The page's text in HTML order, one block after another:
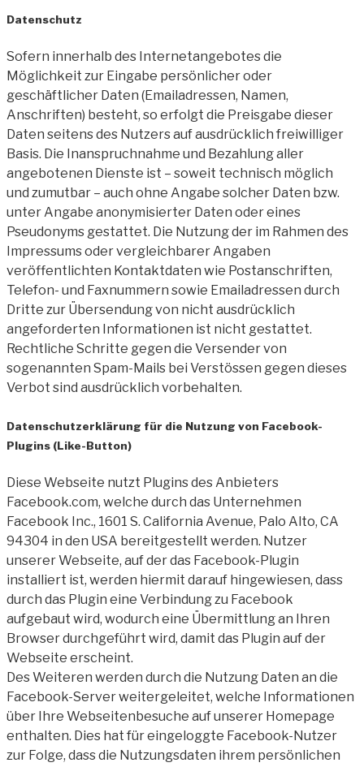
Datenschutz
Sofern innerhalb des Internetangebotes die
Möglichkeit zur Eingabe persönlicher oder
geschäftlicher Daten (Emailadressen, Namen,
Anschriften) besteht, so erfolgt die Preisgabe dieser
Daten seitens des Nutzers auf ausdrücklich freiwilliger
Basis. Die Inanspruchnahme und Bezahlung aller
angebotenen Dienste ist – soweit technisch möglich
und zumutbar – auch ohne Angabe solcher Daten bzw.
unter Angabe anonymisierter Daten oder eines
Pseudonyms gestattet. Die Nutzung der im Rahmen des
Impressums oder vergleichbarer Angaben
veröffentlichten Kontaktdaten wie Postanschriften,
Telefon- und Faxnummern sowie Emailadressen durch
Dritte zur Übersendung von nicht ausdrücklich
angeforderten Informationen ist nicht gestattet.
Rechtliche Schritte gegen die Versender von
sogenannten Spam-Mails bei Verstössen gegen dieses
Verbot sind ausdrücklich vorbehalten.
Datenschutzerklärung für die Nutzung von Facebook-
Plugins (Like-Button)
Diese Webseite nutzt Plugins des Anbieters
Facebook.com, welche durch das Unternehmen
Facebook Inc., 1601 S. California Avenue, Palo Alto, CA
94304 in den USA bereitgestellt werden. Nutzer
unserer Webseite, auf der das Facebook-Plugin
installiert ist, werden hiermit darauf hingewiesen, dass
durch das Plugin eine Verbindung zu Facebook
aufgebaut wird, wodurch eine Übermittlung an Ihren
Browser durchgeführt wird, damit das Plugin auf der
Webseite erscheint.
Des Weiteren werden durch die Nutzung Daten an die
Facebook-Server weitergeleitet, welche Informationen
über Ihre Webseitenbesuche auf unserer Homepage
enthalten. Dies hat für eingeloggte Facebook-Nutzer
zur Folge, dass die Nutzungsdaten ihrem persönlichen